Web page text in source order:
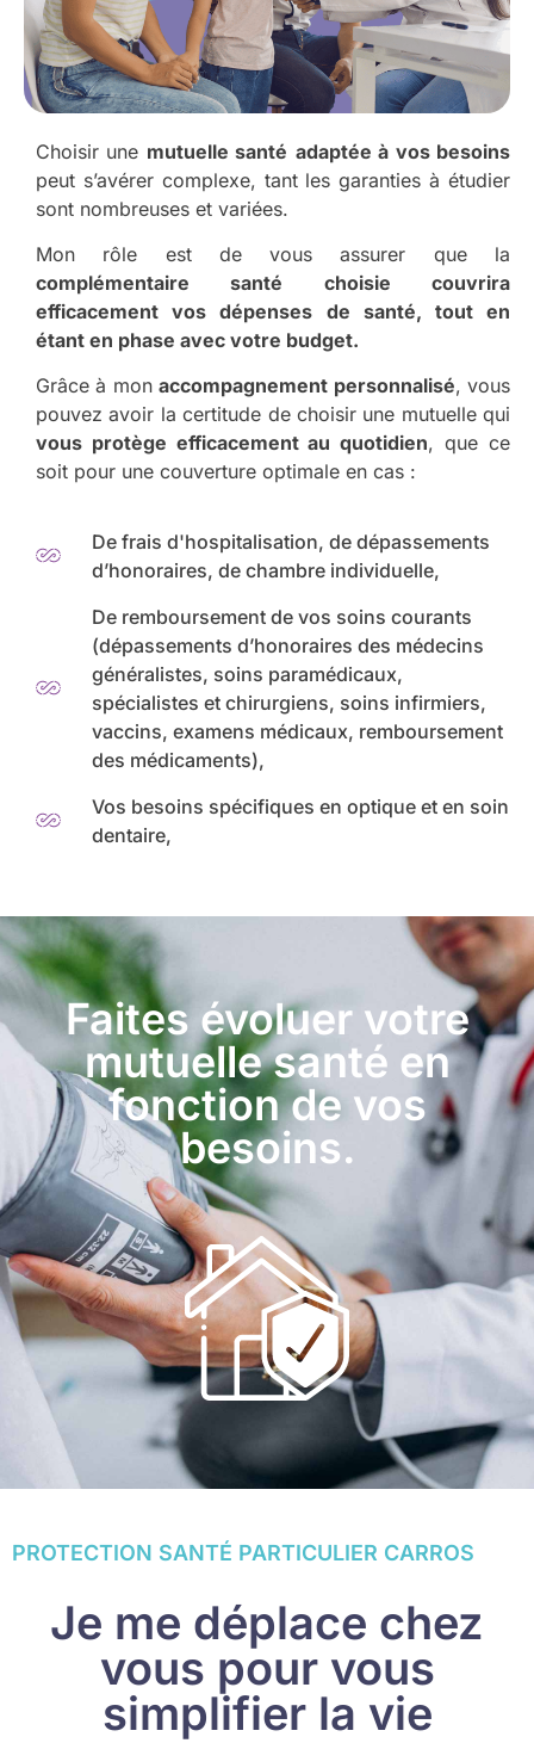
Choisir une mutuelle santé adaptée à vos besoins
peut s’avérer complexe, tant les garanties à étudier
sont nombreuses et variées.
Mon rôle est de vous assurer que la
complémentaire santé choisie couvrira
efficacement vos dépenses de santé, tout en
étant en phase avec votre budget.
Grâce à monaccompagnement personnalisé, vous
pouvez avoir la certitude de choisir une mutuelle qui
vous protège efficacement au quotidien, que ce
soit pour une couverture optimale en cas :
De frais d'hospitalisation, de dépassements
d’honoraires, de chambre individuelle,
De remboursement de vos soins courants
(dépassements d’honoraires des médecins
généralistes, soins paramédicaux,
spécialistes et chirurgiens, soins infirmiers,
vaccins, examens médicaux, remboursement
des médicaments),
Vos besoins spécifiques en optique et en soin
dentaire,
Faites évoluer votre
mutuelle santé en
fonction de vos
besoins.
PROTECTION SANTÉ PARTICULIER CARROS
Je me déplace chez
vous pour vous
simplifier la vie